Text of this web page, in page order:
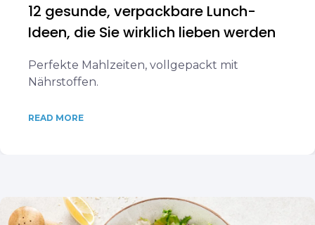
12 gesunde, verpackbare Lunch-
Ideen, die Sie wirklich lieben werden
Perfekte Mahlzeiten, vollgepackt mit
Nährstoffen.
READ MORE